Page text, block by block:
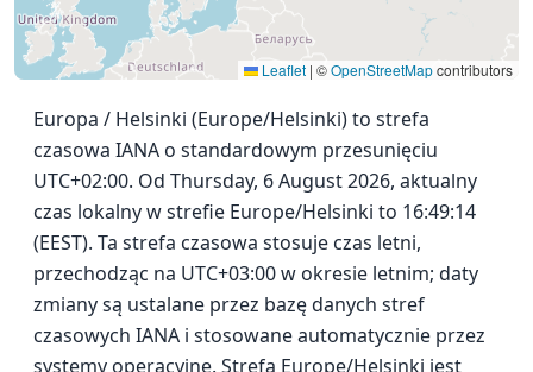
Leaflet | ©OpenStreetMapcontributors
Europa / Helsinki (Europe/Helsinki) to strefa
czasowa IANA o standardowym przesunięciu
UTC+02:00. Od Thursday, 6 August 2026, aktualny
czas lokalny w strefie Europe/Helsinki to 16:49:14
(EEST). Ta strefa czasowa stosuje czas letni,
przechodząc na UTC+03:00 w okresie letnim; daty
zmiany są ustalane przez bazę danych stref
czasowych IANA i stosowane automatycznie przez
systemy operacyjne. Strefa Europe/Helsinki jest